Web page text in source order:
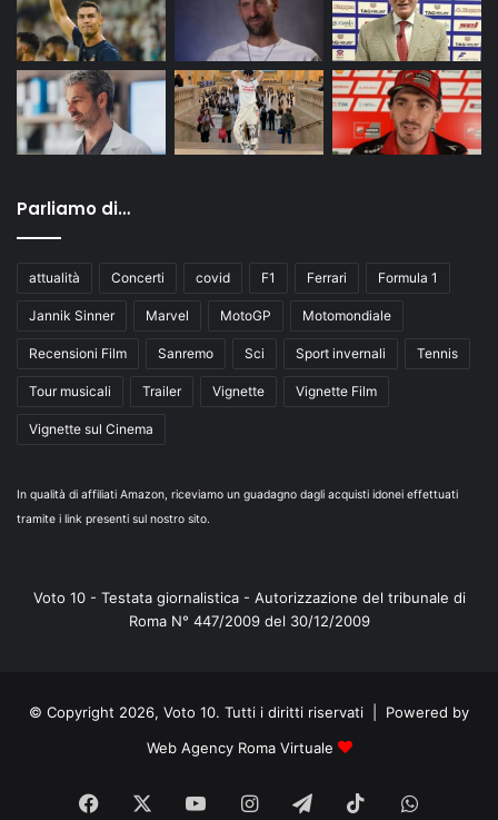
Parliamo di…
attualità Concerti covid F1 Ferrari Formula 1
Jannik Sinner Marvel MotoGP Motomondiale
Recensioni Film Sanremo Sci Sport invernali Tennis
Tour musicali Trailer Vignette Vignette Film
Vignette sul Cinema
In qualità di affiliati Amazon, riceviamo un guadagno dagli acquisti idonei effettuati
tramite i link presenti sul nostro sito.
Voto 10 - Testata giornalistica - Autorizzazione del tribunale di
Roma N° 447/2009 del 30/12/2009
© Copyright 2026, Voto 10. Tutti i diritti riservati | Powered by
Web Agency Roma Virtuale
Facebook You Instagram
TelegramTikTok